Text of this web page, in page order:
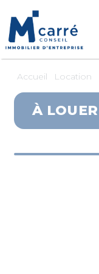
Accueil Location
À LOUER